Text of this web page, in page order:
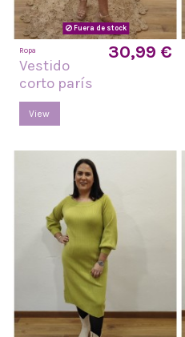
Fuera de stock
Ropa
Vestido
corto parís
30,99 €
View